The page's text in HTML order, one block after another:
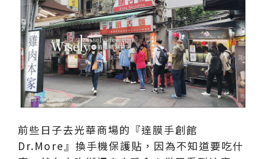
前些日子去光華商場的『達膜手創館
Dr.More』換手機保護貼，因為不知道要吃什